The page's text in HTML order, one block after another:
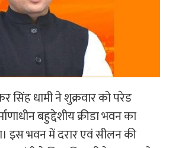
सिंह धामी ने शुक्रवार को परेड
बहुद्देशीय क्रीडा भवन का
इस भवन में दरार एवं सीलन की